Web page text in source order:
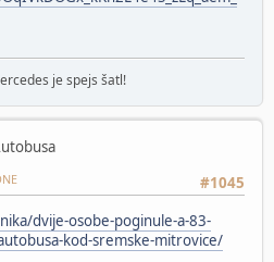
je spejs šatl!
#1045
dvije-osobe-poginule-a-83-
kod-sremske-mitrovice/